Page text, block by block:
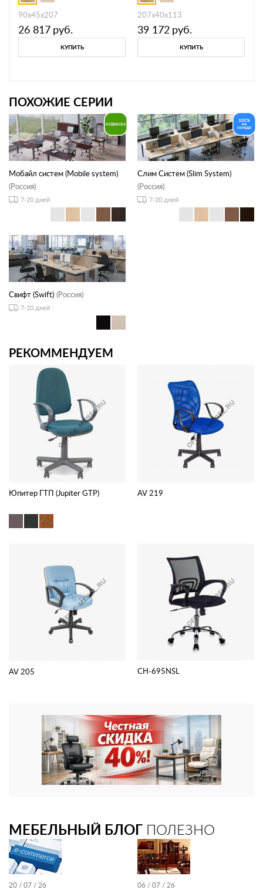
90x45x207
26 817 руб.
КУПИТЬ
207x40x113
39 172 руб.
КУПИТЬ
ПОХОЖИЕ СЕРИИ
Мобайл систем (Mobile system)
(Россия)
7-20 дней
Слим Систем (Slim System)
(Россия)
7-20 дней
Свифт (Swift) (Россия)
7-20 дней
РЕКОММЕНДУЕМ
Юпитер ГТП (Jupiter GTP) AV 219
AV 205 CH-695NSL
МЕБЕЛЬНЫЙ БЛОГ ПОЛЕЗНО
20 / 07 / 26 06 / 07 / 26